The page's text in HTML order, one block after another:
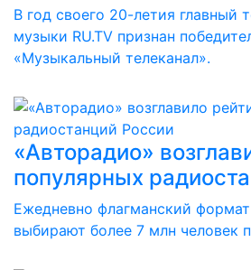
В год своего 20-летия главный
музыки RU.TV признан
«Музыкальный телеканал».
«Авторадио»
популярных
Ежедневно флагманский
выбирают более 7 млн человек